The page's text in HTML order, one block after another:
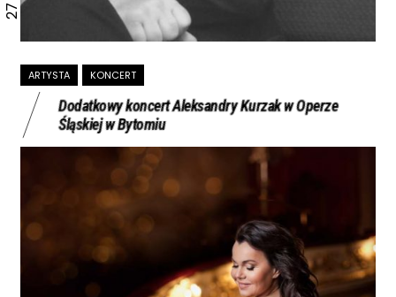
ARTYSTA KONCERT
Dodatkowy koncert Aleksandry Kurzak w Operze
Śląskiej w Bytomiu